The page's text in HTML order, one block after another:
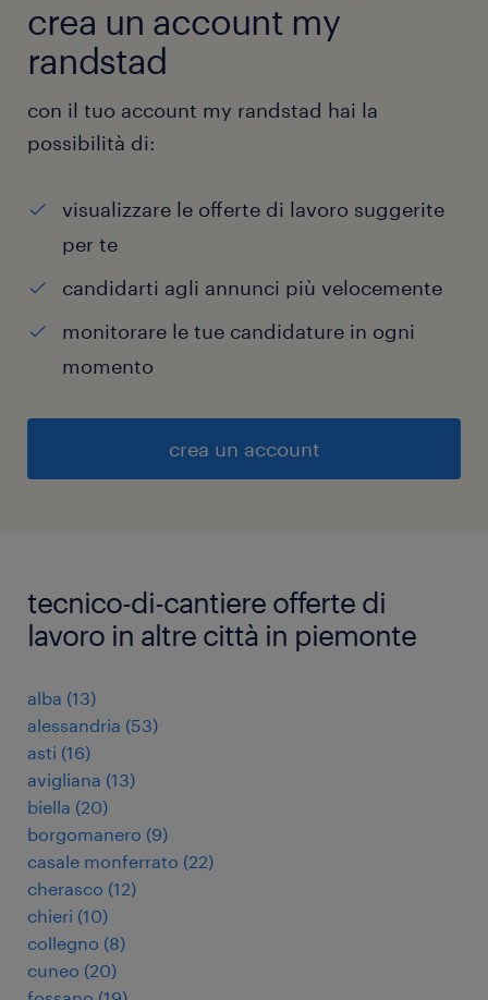
crea un account my
randstad
con il tuo account my randstad hai la
possibilità di:
visualizzare le offerte di lavoro suggerite
per te
candidarti agli annunci più velocemente
monitorare le tue candidature in ogni
momento
crea un account
tecnico-di-cantiere offerte di
lavoro in altre città in piemonte
alba (13)
alessandria (53)
asti (16)
avigliana (13)
biella (20)
borgomanero (9)
casale monferrato (22)
cherasco (12)
chieri (10)
collegno (8)
cuneo (20)